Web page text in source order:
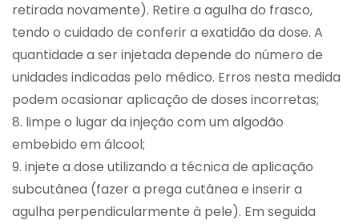
retirada novamente). Retire a agulha do frasco,
tendo o cuidado de conferir a exatidão da dose. A
quantidade a ser injetada depende do número de
unidades indicadas pelo médico. Erros nesta medida
podem ocasionar aplicação de doses incorretas;
8. limpe o lugar da injeção com um algodão
embebido em álcool;
9. injete a dose utilizando a técnica de aplicação
subcutânea (fazer a prega cutânea e inserir a
agulha perpendicularmente à pele). Em seguida